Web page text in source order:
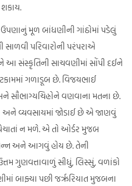
મૂળ બાંધણીની ગાંઠોમાં પડેલું
પરિવારોની પરંપરાએ
આ સંસ્કૃતિની સાચવણીમાં સોંપી દઈને
ગળાડૂબ છે. વિજયભાઈ
સૌભાગ્યચિહ્નોને વણવાના મતના છે.
વ્યવસાયમાં જોડાઈ છે એ જાણવું
ન મળે. એ તો ઓર્ડર મુજબ
અને આગવું હોય છે. તેની
ગુણવત્તાવાળું સીધું, લિસ્સું, વળાંકો
બાફ્યા પછી જરૃરિયાત મુજબના